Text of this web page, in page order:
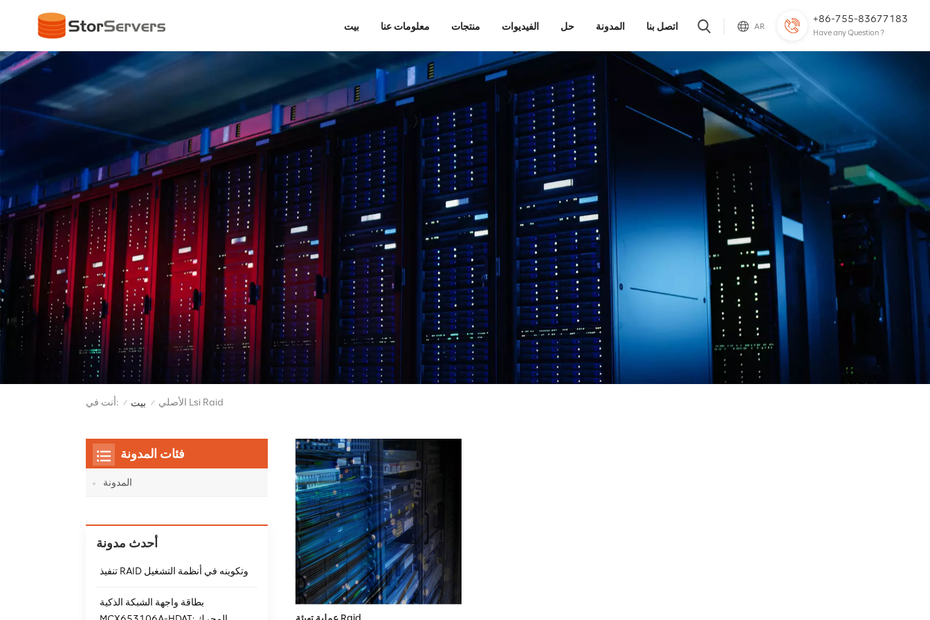
+86-755-83677183
Have any Question ?
AR بيت معلومات عنا منتجات الفيديوات حل المدونة اتصل بنا
أنت في: / بيت / الأصلي Lsi Raid
فئات المدونة
المدونة
أحدث مدونة
تنفيذ RAID وتكوينه في أنظمة التشغيل
بطاقة واجهة الشبكة الذكية